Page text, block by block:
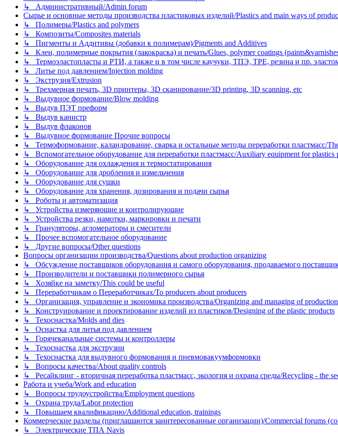
↳ Административный/Admin forum
Сырье и основные методы производства пластиковых изделий/Plastics and main ways of
↳ Полимеры/Plastics and polymers
↳ Композиты/Сomposites materials
↳ Пигменты и Аддитивы (добавки к полимерам)/Pigments and Additives
↳ Клеи, полимерные покрытия (лакокраска) и печать/Glues, polymer coatings
↳ Термоэластопласты и РТИ, а также и в том числе каучуки, ТПЭ, TPE, резина и пр.
↳ Литье под давлением/Injection molding
↳ Экструзия/Extrusion
↳ Трехмерная печать, 3D принтеры, 3D сканирование/3D printing, 3D scanning, etc
↳ Выдувное формование/Blow molding
↳ Выдув ПЭТ преформ
↳ Выдув канистр
↳ Выдув флаконов
↳ Выдувное формование Прочие вопросы
↳ Термоформование, каландрование, сварка и остальные методы переработки пластмасс/
↳ Вспомогательное оборудование для переработки пластмасс/Auxiliary equipment for plastics
↳ Оборудование для охлаждения и термостатирования
↳ Оборудование для дробления и измельчения
↳ Оборудование для сушки
↳ Оборудование для хранения, дозирования и подачи сырья
↳ Роботы и автоматизация
↳ Устройства измеряющие и контролирующие
↳ Устройства резки, намотки, маркировки и печати
↳ Грануляторы, агломераторы и смесители
↳ Прочее вспомогательное оборудование
↳ Другие вопросы/Other questions
Вопросы организации производства/Questions about production organizing
↳ Обсуждение поставщиков оборудования и самого оборудования, продаваемого
↳ Производители и поставщики полимерного сырья
↳ Хозяйке на заметку/This could be useful
↳ Переработчикам о Переработчиках/To producers about producers
↳ Организация, управление и экономика производства/Organizing and managing of production
↳ Конструирование и проектирование изделий из пластиков/Designing of the plastic products
↳ Техоснастка/Molds and dies
↳ Оснастка для литья под давлением
↳ Горячеканальные системы и контроллеры
↳ Техоснастка для экструзии
↳ Техоснастка для выдувного формования и пневмовакуумформовки
↳ Вопросы качества/About quality controls
↳ Ресайклинг - вторичная переработка пластмасс, экология и охрана среды/Recycling - the
Работа и учеба/Work and education
↳ Вопросы трудоустройства/Employment questions
↳ Охрана труда/Labor protection
↳ Повышаем квалификацию/Additional education, trainings
Коммерческие разделы (приглашаются заинтересованные организации)/Commercial forums
↳ Электрические ТПА Navis